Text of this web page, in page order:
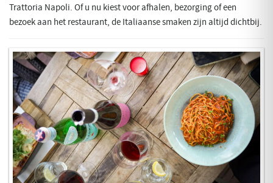
Trattoria Napoli. Of u nu kiest voor afhalen, bezorging of een
bezoek aan het restaurant, de Italiaanse smaken zijn altijd dichtbij.